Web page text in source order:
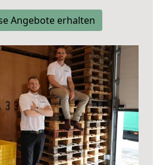
Angebote erhalten